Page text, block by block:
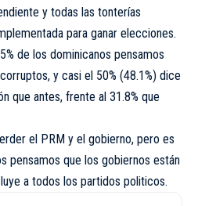
y todas las tonterías
para ganar elecciones.
de los dominicanos pensamos
y casi el 50% (48.1%) dice
que antes, frente al 31.8% que
el PRM y el gobierno, pero es
pensamos que los gobiernos están
a todos los partidos politicos.